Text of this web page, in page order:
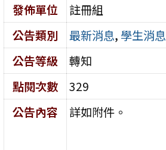
發佈單位
註冊組
公告類別
最新消息, 學生消息
公告等級
轉知
點閱次數
329
公告內容
詳如附件。